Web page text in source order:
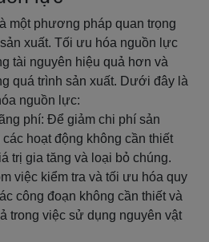
một phương pháp quan trọng
xuất. Tối ưu hóa nguồn lực
tài nguyên hiệu quả hơn và
quá trình sản xuất. Dưới đây là
nguồn lực:
phí: Để giảm chi phí sản
hoạt động không cần thiết
trị gia tăng và loại bỏ chúng.
việc kiểm tra và tối ưu hóa quy
công đoạn không cần thiết và
trong việc sử dụng nguyên vật